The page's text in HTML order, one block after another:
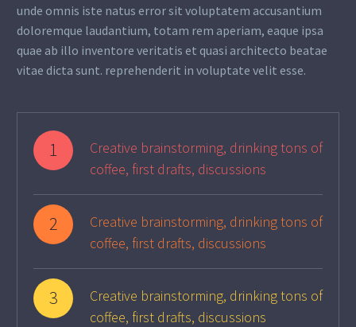
unde omnis iste natus error sit voluptatem accusantium
doloremque laudantium, totam rem aperiam, eaque ipsa
quae ab illo inventore veritatis et quasi architecto beatae
vitae dicta sunt. reprehenderit in voluptate velit esse.
1
Creative brainstorming, drinking tons of
coffee, first drafts, discussions
2
Creative brainstorming, drinking tons of
coffee, first drafts, discussions
3
Creative brainstorming, drinking tons of
coffee, first drafts, discussions